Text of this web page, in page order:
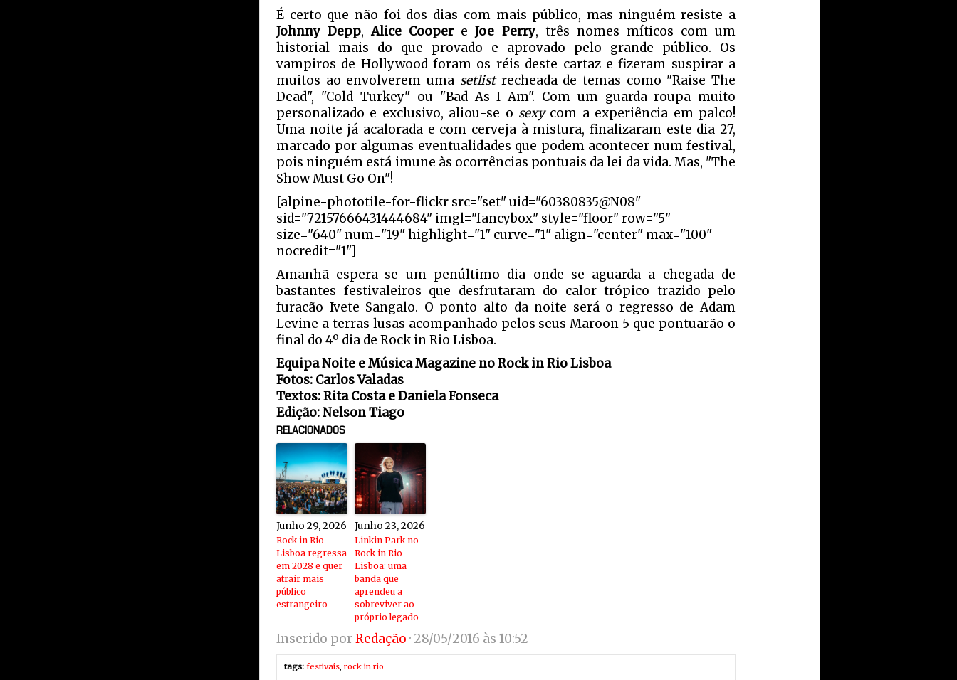
É certo que não foi dos dias com mais público, mas ninguém resiste a
Johnny Depp,Alice CoopereJoe Perry, três nomes míticos com um
historial mais do que provado e aprovado pelo grande público. Os
vampiros de Hollywood foram os réis deste cartaz e fizeram suspirar a
muitos ao envolverem uma setlistrecheada de temas como "Raise The
Dead", "Cold Turkey" ou "Bad As I Am". Com um guarda-roupa muito
personalizado e exclusivo, aliou-se o sexycom a experiência em palco!
Uma noite já acalorada e com cerveja à mistura, finalizaram este dia 27,
marcado por algumas eventualidades que podem acontecer num festival,
pois ninguém está imune às ocorrências pontuais da lei da vida. Mas, "The
Show Must Go On"!
[alpine-phototile-for-flickr src="set" uid="60380835@N08"
sid="72157666431444684" imgl="fancybox" style="floor" row="5"
size="640" num="19" highlight="1" curve="1" align="center" max="100"
nocredit="1"]
Amanhã espera-se um penúltimo dia onde se aguarda a chegada de
bastantes festivaleiros que desfrutaram do calor trópico trazido pelo
furacão Ivete Sangalo. O ponto alto da noite será o regresso de Adam
Levine a terras lusas acompanhado pelos seus Maroon 5 que pontuarão o
final do 4º dia de Rock in Rio Lisboa.
Equipa Noite e Música Magazine no Rock in Rio Lisboa
Fotos: Carlos Valadas
Textos: Rita Costa e Daniela Fonseca
Edição: Nelson Tiago
RELACIONADOS
Junho 29, 2026
Rock in Rio
Lisboa regressa
em 2028 e quer
atrair mais
público
estrangeiro
Junho 23, 2026
Linkin Park no
Rock in Rio
Lisboa: uma
banda que
aprendeu a
sobreviver ao
próprio legado
Inserido porRedação · 28/05/2016 às 10:52
tags: festivais, rock in rio